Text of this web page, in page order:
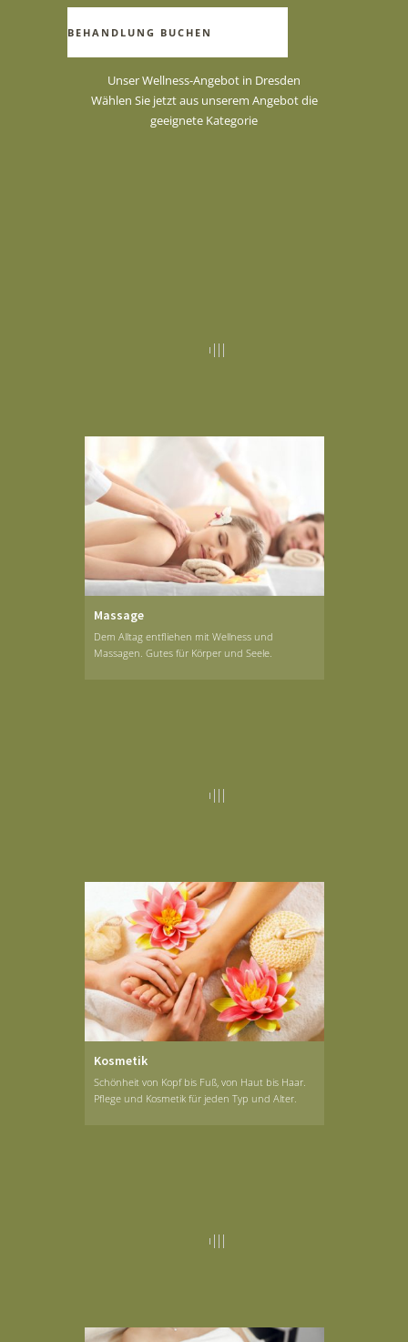
BEHANDLUNG BUCHEN
Unser Wellness-Angebot in Dresden
Wählen Sie jetzt aus unserem Angebot die
geeignete Kategorie
Massage
Dem Alltag entfliehen mit Wellness und
Massagen. Gutes für Körper und Seele.
Kosmetik
Schönheit von Kopf bis Fuß, von Haut bis Haar.
Pflege und Kosmetik für jeden Typ und Alter.